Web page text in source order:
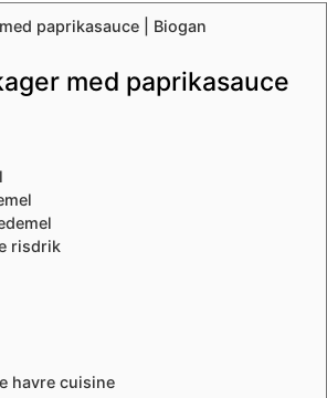
med paprikasauce
risdrik
havre cuisine